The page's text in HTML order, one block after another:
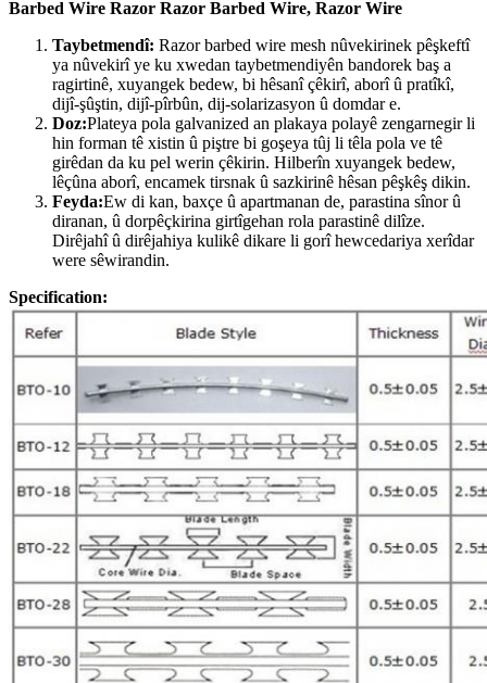
Barbed Wire Razor Razor Barbed Wire, Razor Wire
Taybetmendî: Razor barbed wire mesh nûvekirinek pêşkeftî
ya nûvekirî ye ku xwedan taybetmendiyên bandorek baş a
ragirtinê, xuyangek bedew, bi hêsanî çêkirî, aborî û pratîkî,
dijî-şûştin, dijî-pîrbûn, dij-solarizasyon û domdar e.
Doz:Plateya pola galvanized an plakaya polayê zengarnegir li
hin forman tê xistin û piştre bi goşeya tûj li têla pola ve tê
girêdan da ku pel werin çêkirin. Hilberîn xuyangek bedew,
lêçûna aborî, encamek tirsnak û sazkirinê hêsan pêşkêş dikin.
Feyda:Ew di kan, baxçe û apartmanan de, parastina sînor û
diranan, û dorpêçkirina girtîgehan rola parastinê dilîze.
Dirêjahî û dirêjahiya kulikê dikare li gorî hewcedariya xerîdar
were sêwirandin.
Specification: